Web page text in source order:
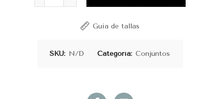
Guia de tallas
SKU: N/D Categoría: Conjuntos